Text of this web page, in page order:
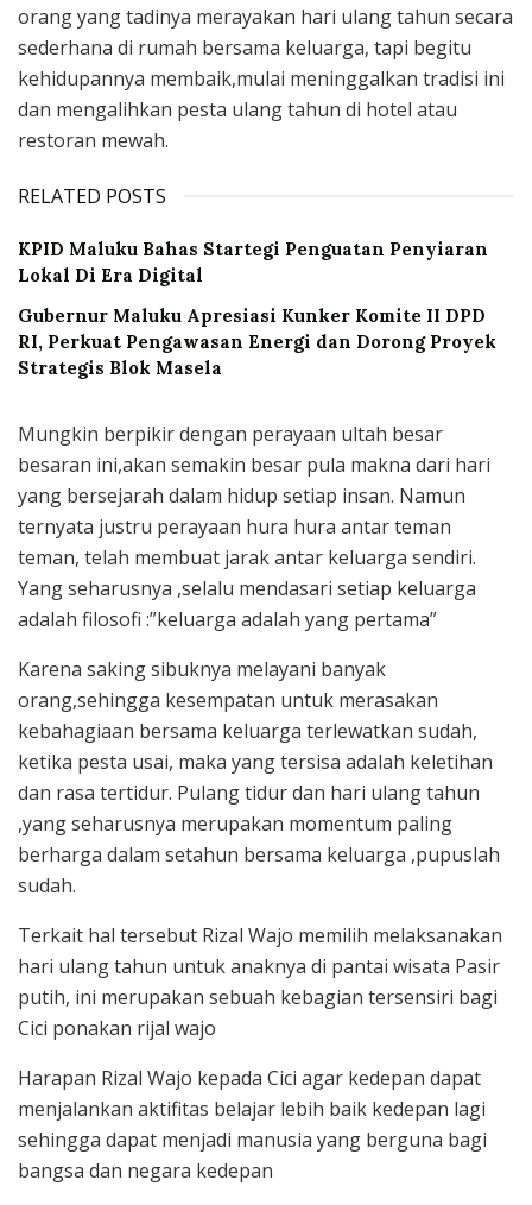
orang yang tadinya merayakan hari ulang tahun secara
sederhana di rumah bersama keluarga, tapi begitu
kehidupannya membaik,mulai meninggalkan tradisi ini
dan mengalihkan pesta ulang tahun di hotel atau
restoran mewah.
RELATED POSTS
KPID Maluku Bahas Startegi Penguatan Penyiaran
Lokal Di Era Digital
Gubernur Maluku Apresiasi Kunker Komite II DPD
RI, Perkuat Pengawasan Energi dan Dorong Proyek
Strategis Blok Masela
Mungkin berpikir dengan perayaan ultah besar
besaran ini,akan semakin besar pula makna dari hari
yang bersejarah dalam hidup setiap insan. Namun
ternyata justru perayaan hura hura antar teman
teman, telah membuat jarak antar keluarga sendiri.
Yang seharusnya ,selalu mendasari setiap keluarga
adalah filosofi :”keluarga adalah yang pertama”
Karena saking sibuknya melayani banyak
orang,sehingga kesempatan untuk merasakan
kebahagiaan bersama keluarga terlewatkan sudah,
ketika pesta usai, maka yang tersisa adalah keletihan
dan rasa tertidur. Pulang tidur dan hari ulang tahun
,yang seharusnya merupakan momentum paling
berharga dalam setahun bersama keluarga ,pupuslah
sudah.
Terkait hal tersebut Rizal Wajo memilih melaksanakan
hari ulang tahun untuk anaknya di pantai wisata Pasir
putih, ini merupakan sebuah kebagian tersensiri bagi
Cici ponakan rijal wajo
Harapan Rizal Wajo kepada Cici agar kedepan dapat
menjalankan aktifitas belajar lebih baik kedepan lagi
sehingga dapat menjadi manusia yang berguna bagi
bangsa dan negara kedepan